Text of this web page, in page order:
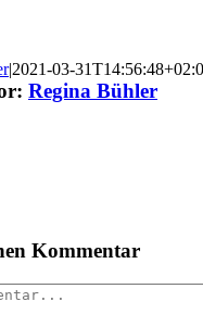
|2021-03-
Regina Bühler
Kommentar